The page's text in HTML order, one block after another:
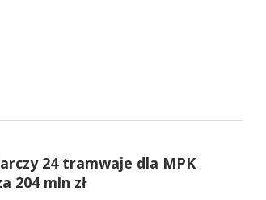
24 tramwaje dla MPK
204 mln zł